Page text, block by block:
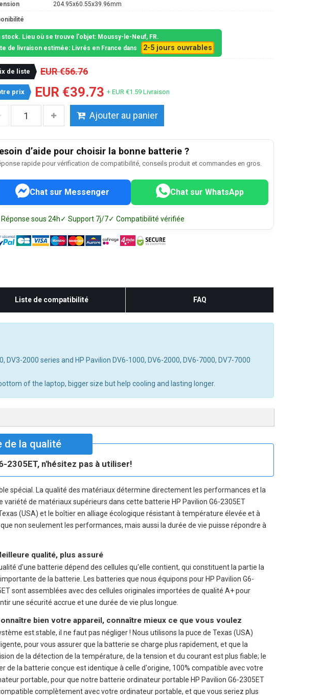
204.95x60.55x39.96mm
stock. Lieu où se trouve l'objet: Moussy-le-Neuf, FR.
de livraison estimée: Livrés en France dans
2-5 jours ouvrables
de liste EUR €56.76
prix EUR €39.73 + EUR €1.59 Livraison
Ajouter au panier
d’aide pour choisir la bonne batterie ?
rapide pour vérification de compatibilité, conseils produit et commandes en gros.
Chat sur Messenger Chat sur WhatsApp
sous 24h✓ Support 7j/7✓ Compatibilité vérifiée
Liste de compatibilité FAQ
2000 series and HP Pavilion DV6-1000, DV6-2000, DV6-7000, DV7-7000
of the laptop, bigger size but help cooling and lasting longer.
de la qualité
2305ET, n'hésitez pas à utiliser!
spécial. La qualité des matériaux détermine directement les performances et la
variété de matériaux supérieurs dans cette batterie HP Pavilion G6-2305ET
(USA) et le boîtier en alliage écologique résistant à température élevée et à
non seulement les performances, mais aussi la durée de vie puisse répondre à
qualité, plus assuré
d'une batterie dépend des cellules qu'elle contient, qui constituent la partie la
de la batterie. Les batteries que nous équipons pour HP Pavilion G6-
sont assemblées avec des cellules originales importées de qualité A+ pour
une sécurité accrue et une durée de vie plus longue.
bien votre appareil, connaître mieux ce que vous voulez
est stable, il ne faut pas négliger ! Nous utilisons la puce de Texas (USA)
pour vous assurer que la batterie se charge plus rapidement, et que la
de la détection de la température, de la tension et du courant est plus fiable; le
de la batterie conçue est identique à celle d'origine, 100% compatible avec votre
portable, pour que notre batterie ordinateur portable HP Pavilion G6-2305ET
complètement avec votre ordinateur portable, et que vous seriez plus